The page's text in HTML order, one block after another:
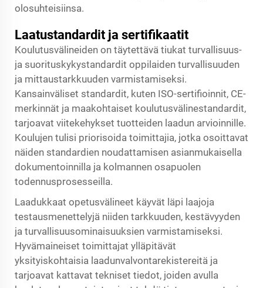
olosuhteisiinsa.
Laatustandardit ja sertifikaatit
Koulutusvälineiden on täytettävä tiukat turvallisuus-
ja suorituskykystandardit oppilaiden turvallisuuden
ja mittaustarkkuuden varmistamiseksi.
Kansainväliset standardit, kuten ISO-sertifioinnit, CE-
merkinnät ja maakohtaiset koulutusvälinestandardit,
tarjoavat viitekehykset tuotteiden laadun arvioinnille.
Koulujen tulisi priorisoida toimittajia, jotka osoittavat
näiden standardien noudattamisen asianmukaisella
dokumentoinnilla ja kolmannen osapuolen
todennusprosesseilla.
Laadukkaat opetusvälineet käyvät läpi laajoja
testausmenettelyjä niiden tarkkuuden, kestävyyden
ja turvallisuusominaisuuksien varmistamiseksi.
Hyvämaineiset toimittajat ylläpitävät
yksityiskohtaisia laadunvalvontarekistereitä ja
tarjoavat kattavat tekniset tiedot, joiden avulla